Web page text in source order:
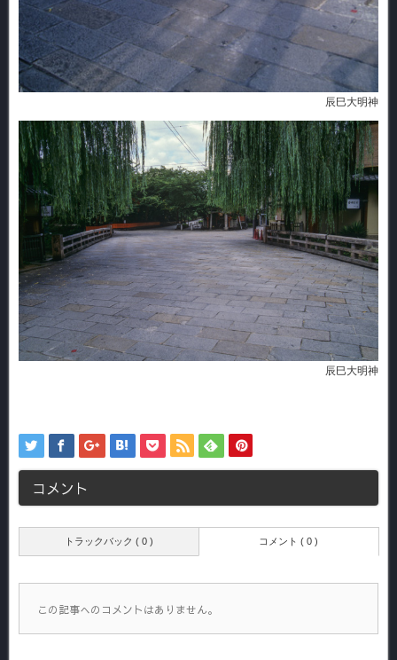
辰巳大明神
辰巳大明神
コメント
トラックバック ( 0 ) コメント ( 0 )
この記事へのコメントはありません。